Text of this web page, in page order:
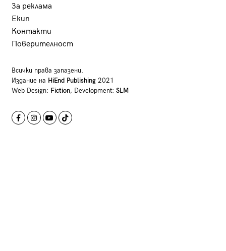
За реклама
Екип
Контакти
Поверителност
Всички права запазени.
Издание на HiEnd Publishing2021
Web Design: Fiction, Development: SLM